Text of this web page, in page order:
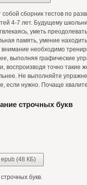
сборник тестов по
4-7 лет. Будущему
уметь
память, умение
необходимо
выполняя графические
воспроизводя точно такие
Не выполняйте
если нужно. Почаще
строчных букв
epub (48 КБ)
букв.